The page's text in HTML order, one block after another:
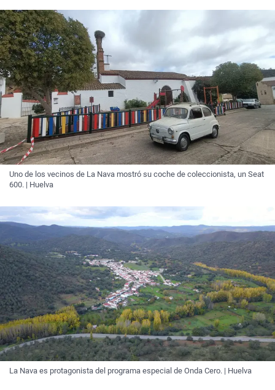
Uno de los vecinos de La Nava mostró su coche de coleccionista, un Seat
600. | Huelva
La Nava es protagonista del programa especial de Onda Cero. | Huelva